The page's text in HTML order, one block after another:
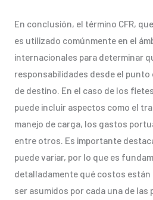
En conclusión, el término CFR,
es utilizado comúnmente en el
internacionales para determinar
responsabilidades desde el
de destino. En el caso de los
puede incluir aspectos como el
manejo de carga, los gastos
entre otros. Es importante
puede variar, por lo que es
detalladamente qué costos están
ser asumidos por cada una de